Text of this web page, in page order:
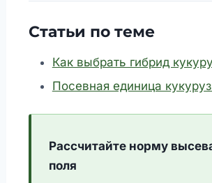
Статьи по теме
Как выбрать гибрид
Посевная единица
Рассчитайте норму
поля